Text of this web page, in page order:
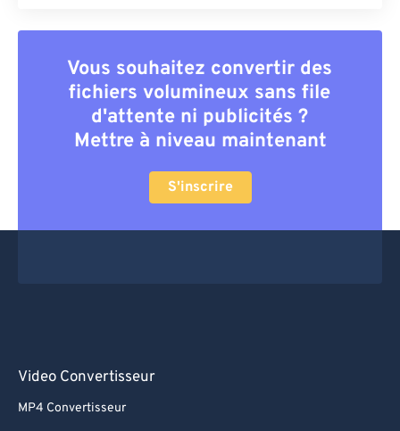
Vous souhaitez convertir des
fichiers volumineux sans file
d'attente ni publicités ?
Mettre à niveau maintenant
S'inscrire
Video Convertisseur
MP4 Convertisseur